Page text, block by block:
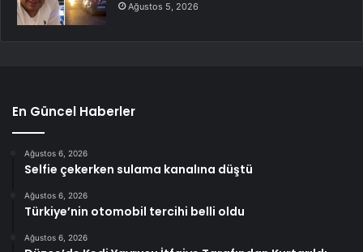
Ağustos 5, 2026
En Güncel Haberler
Ağustos 6, 2026
Selfie çekerken sulama kanalına düştü
Ağustos 6, 2026
Türkiye’nin otomobil tercihi belli oldu
Ağustos 6, 2026